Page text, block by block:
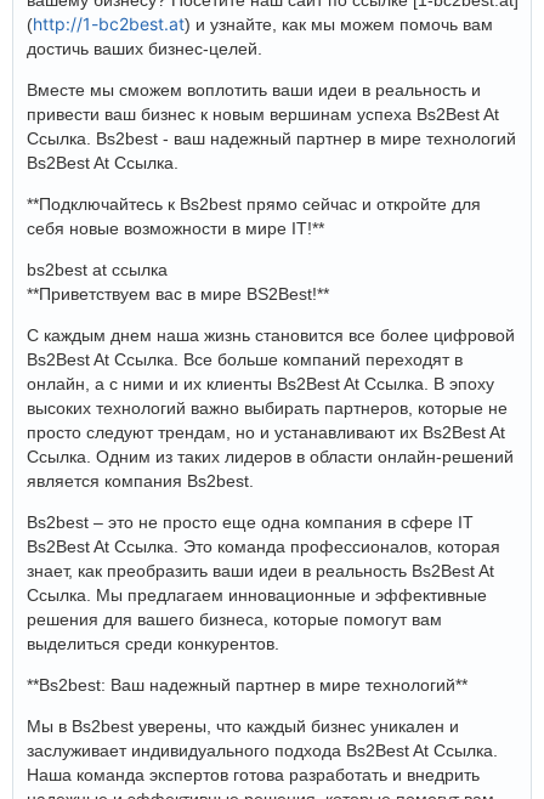
(http://1-bc2best.at) и узнайте, как мы можем помочь вам
достичь ваших бизнес-целей.
Вместе мы сможем воплотить ваши идеи в реальность и
привести ваш бизнес к новым вершинам успеха Bs2Best At
Ссылка. Bs2best - ваш надежный партнер в мире технологий
Bs2Best At Ссылка.
**Подключайтесь к Bs2best прямо сейчас и откройте для
себя новые возможности в мире IT!**
bs2best at ссылка
**Приветствуем вас в мире BS2Best!**
С каждым днем наша жизнь становится все более цифровой
Bs2Best At Ссылка. Все больше компаний переходят в
онлайн, а с ними и их клиенты Bs2Best At Ссылка. В эпоху
высоких технологий важно выбирать партнеров, которые не
просто следуют трендам, но и устанавливают их Bs2Best At
Ссылка. Одним из таких лидеров в области онлайн-решений
является компания Bs2best.
Bs2best – это не просто еще одна компания в сфере IT
Bs2Best At Ссылка. Это команда профессионалов, которая
знает, как преобразить ваши идеи в реальность Bs2Best At
Ссылка. Мы предлагаем инновационные и эффективные
решения для вашего бизнеса, которые помогут вам
выделиться среди конкурентов.
**Bs2best: Ваш надежный партнер в мире технологий**
Мы в Bs2best уверены, что каждый бизнес уникален и
заслуживает индивидуального подхода Bs2Best At Ссылка.
Наша команда экспертов готова разработать и внедрить